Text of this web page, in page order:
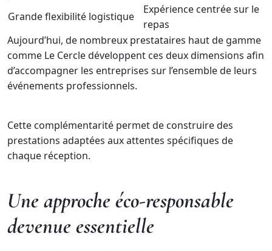
Grande flexibilité logistique
Expérience centrée sur le
repas
Aujourd’hui, de nombreux prestataires haut de gamme
comme Le Cercle développent ces deux dimensions afin
d’accompagner les entreprises sur l’ensemble de leurs
événements professionnels.
Cette complémentarité permet de construire des
prestations adaptées aux attentes spécifiques de
chaque réception.
Une approche éco-responsable
devenue essentielle